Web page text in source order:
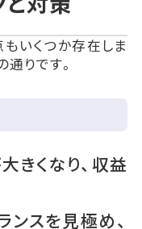
いくつか存在しま
りです。
きくなり、収益
スを見極め、